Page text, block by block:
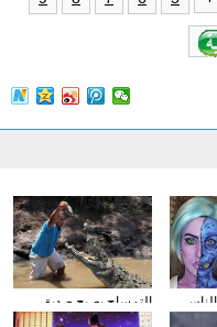
التمساح يصبح صديق
الناس في كوستا ريكا